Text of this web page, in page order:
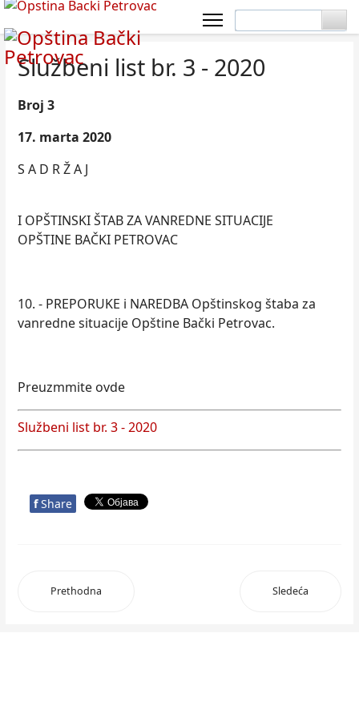
Službeni list br. 3 - 2020
Broj 3
17. marta 2020
S A D R Ž A J
I OPŠTINSKI ŠTAB ZA VANREDNE SITUACIJE
OPŠTINE BAČKI PETROVAC
10. - PREPORUKE i NAREDBA Opštinskog štaba za
vanredne situacije Opštine Bački Petrovac.
Preuzmmite ovde
Službeni list br. 3 - 2020
f Share
Prethodna Sledeća